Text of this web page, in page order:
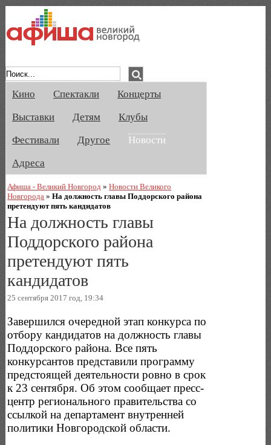
Кино Спектакли
Концерты
Выставки
Детям
Клубы
Фестивали
Другое
Новости
Адреса
Афиша - Великий Новгород »Новости Великого
Новгорода »На должность главы Поддорского района
претендуют пять кандидатов
На должность главы
Поддорского района
претендуют пять
кандидатов
25 сентября 2017 год, 19:34
Завершился очередной этап конкурса по
отбору кандидатов на должность главы
Поддорского района. Все пять
конкурсантов представили программу
предстоящей деятельности ровно в срок
к 23 сентября. Об этом сообщает пресс-
центр регионального правительства со
ссылкой на департамент внутренней
политики Новгородской области.